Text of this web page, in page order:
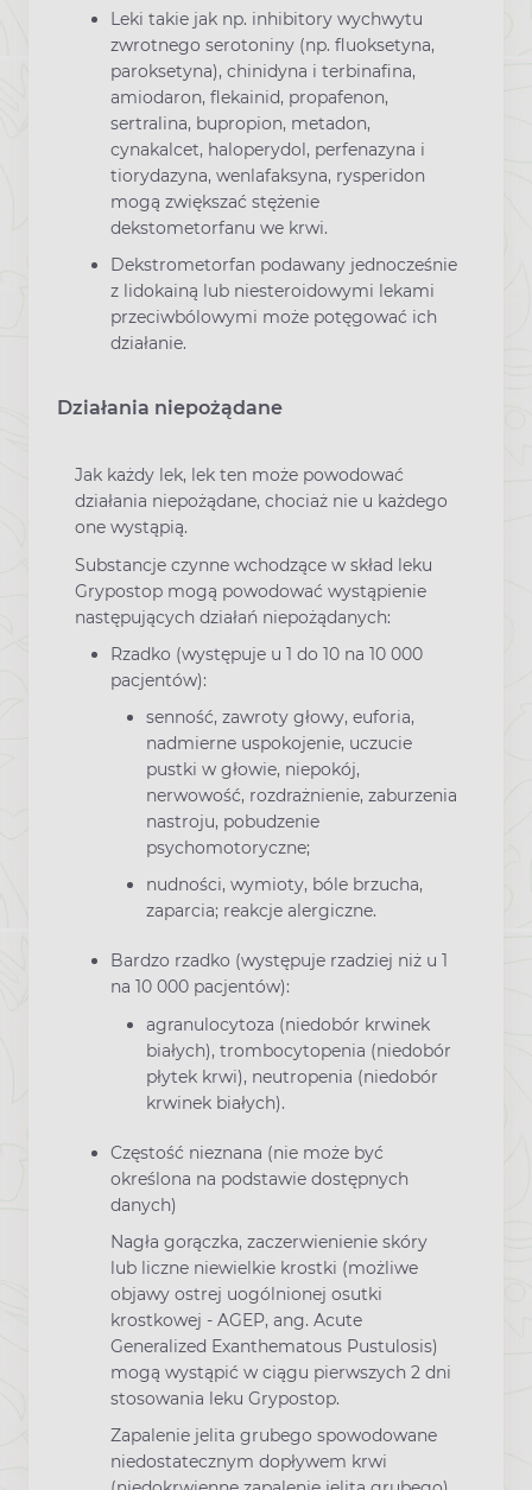
Leki takie jak np. inhibitory wychwytu
zwrotnego serotoniny (np. fluoksetyna,
paroksetyna), chinidyna i terbinafina,
amiodaron, flekainid, propafenon,
sertralina, bupropion, metadon,
cynakalcet, haloperydol, perfenazyna i
tiorydazyna, wenlafaksyna, rysperidon
mogą zwiększać stężenie
dekstometorfanu we krwi.
Dekstrometorfan podawany jednocześnie
z lidokainą lub niesteroidowymi lekami
przeciwbólowymi może potęgować ich
działanie.
Działania niepożądane
Jak każdy lek, lek ten może powodować
działania niepożądane, chociaż nie u każdego
one wystąpią.
Substancje czynne wchodzące w skład leku
Grypostop mogą powodować wystąpienie
następujących działań niepożądanych:
Rzadko (występuje u 1 do 10 na 10 000
pacjentów):
senność, zawroty głowy, euforia,
nadmierne uspokojenie, uczucie
pustki w głowie, niepokój,
nerwowość, rozdrażnienie, zaburzenia
nastroju, pobudzenie
psychomotoryczne;
nudności, wymioty, bóle brzucha,
zaparcia; reakcje alergiczne.
Bardzo rzadko (występuje rzadziej niż u 1
na 10 000 pacjentów):
agranulocytoza (niedobór krwinek
białych), trombocytopenia (niedobór
płytek krwi), neutropenia (niedobór
krwinek białych).
Częstość nieznana (nie może być
określona na podstawie dostępnych
danych)
Nagła gorączka, zaczerwienienie skóry
lub liczne niewielkie krostki (możliwe
objawy ostrej uogólnionej osutki
krostkowej - AGEP, ang. Acute
Generalized Exanthematous Pustulosis)
mogą wystąpić w ciągu pierwszych 2 dni
stosowania leku Grypostop.
Zapalenie jelita grubego spowodowane
niedostatecznym dopływem krwi